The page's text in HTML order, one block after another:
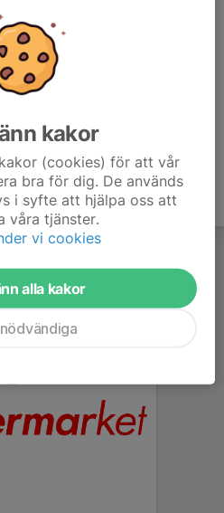
kakor
(cookies) för att vår
bra för dig. De används
i syfte att hjälpa oss att
våra tjänster.
vi cookies
alla kakor